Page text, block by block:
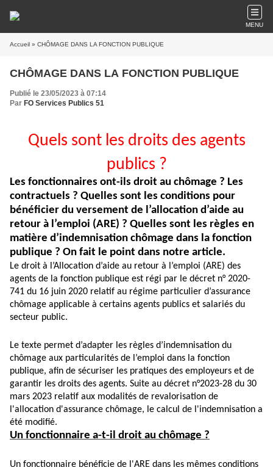
MENU
Accueil » CHÔMAGE DANS LA FONCTION PUBLIQUE
CHÔMAGE DANS LA FONCTION PUBLIQUE
Publié le 23/05/2023 à 07:14
Par FO Services Publics 51
Quels sont les droits des agents
publics ?
Les fonctionnaires ont-ils droit au chômage ? Les
contractuels ? Quelles sont les conditions pour
bénéficier du versement de l’allocation d’aide au
retour à l’emploi (ARE) ? Quelles sont les règles en
matière d’indemnisation chômage dans la fonction
publique ? On fait le point dans notre article.
Le droit à l’Allocation d’aide au retour à l’emploi (ARE) des
agents de la fonction publique est régi par le décret n° 2020-
741 du 16 juin 2020 relatif au régime particulier d’assurance
chômage applicable à certains agents publics et salariés du
secteur public.
Le texte permet d’adapter les règles d’indemnisation du
chômage aux particularités de l’emploi dans la fonction
publique, afin de sécuriser les pratiques des employeurs et de
garantir les droits des agents. Suite au décret n°2023-28 du 30
mars 2023 relatif aux modalités de revalorisation de
l'allocation d'assurance chômage, le calcul de l'indemnisation a
été modifié.
Un fonctionnaire a-t-il droit au chômage ?
Un fonctionnaire bénéficie de l'ARE dans les mêmes conditions